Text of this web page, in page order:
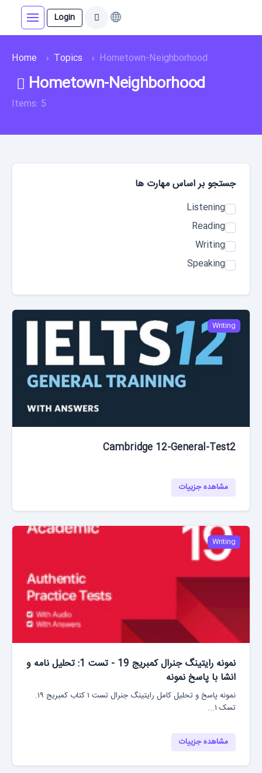
Login
Home Topics Hometown-Neighborhood
Hometown-Neighborhood
Items: 5
جستجو بر اساس مهارت‌ ها
Listening
Reading
Writing
Speaking
Writing
Cambridge 12-General-Test2
مشاهده جزییات
Writing
نمونه رایتینگ جنرال کمبریج 19 - تست 1: تحلیل نامه و
انشا با پاسخ نمونه
نمونه پاسخ و تحلیل کامل رایتینگ جنرال تست ۱ کتاب کمبریج ۱۹.
تسک ۱...
مشاهده جزییات